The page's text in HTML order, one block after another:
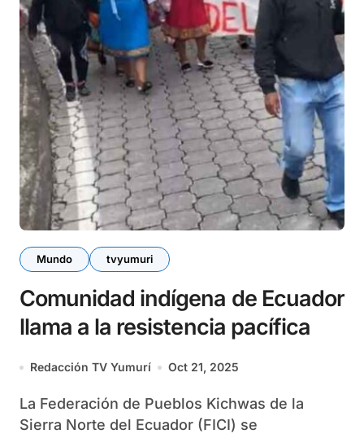
Mundo tvyumuri
Comunidad indígena de Ecuador
llama a la resistencia pacífica
Redacción TV Yumurí Oct 21, 2025
La Federación de Pueblos Kichwas de la
Sierra Norte del Ecuador (FICI) se